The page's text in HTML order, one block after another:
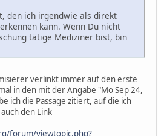
den ich irgendwie als direkt
kann. Wenn Du nicht
tätige Mediziner bist, bin
verlinkt immer auf den erste
in den mit der Angabe "Mo Sep 24,
ich die Passage zitiert, auf die ich
den Link
forum/viewtopic.php?